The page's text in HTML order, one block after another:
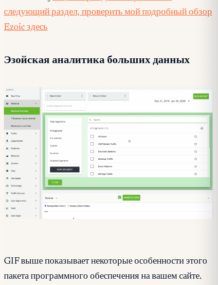
следующий раздел, проверить мой подробный обзор
Ezoic здесь
Эзойская аналитика больших данных
GIF выше показывает некоторые особенности этого
пакета программного обеспечения на вашем сайте.